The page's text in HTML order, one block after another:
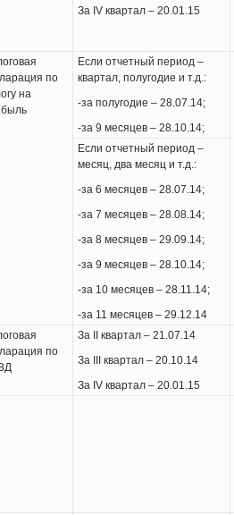
За IV квартал – 20.01.15
по
на
Если отчетный период –
квартал, полугодие и т.д.:
-за полугодие – 28.07.14;
-за 9 месяцев – 28.10.14;
Если отчетный период –
месяц, два месяц и т.д.:
-за 6 месяцев – 28.07.14;
-за 7 месяцев – 28.08.14;
-за 8 месяцев – 29.09.14;
-за 9 месяцев – 28.10.14;
-за 10 месяцев – 28.11.14;
-за 11 месяцев – 29.12.14
по
За ІІ квартал – 21.07.14
За ІІІ квартал – 20.10.14
За IV квартал – 20.01.15